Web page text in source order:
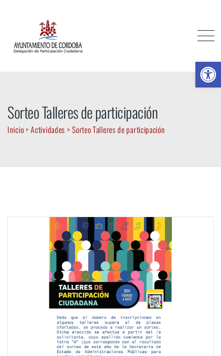
Sorteo Talleres de participación
Inicio>Actividades >Sorteo Talleres de participación